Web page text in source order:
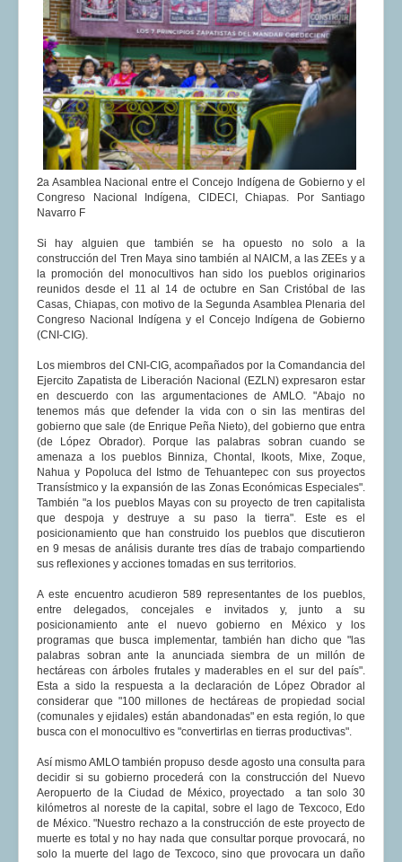
2a Asamblea Nacional entre el Concejo Indígena de Gobierno y el
Congreso Nacional Indígena, CIDECI, Chiapas. Por Santiago
Navarro F
Si hay alguien que también se ha opuesto no solo a la
construcción del Tren Maya sino también al NAICM, a las ZEEs y a
la promoción del monocultivos han sido los pueblos originarios
reunidos desde el 11 al 14 de octubre en San Cristóbal de las
Casas, Chiapas, con motivo de la Segunda Asamblea Plenaria del
Congreso Nacional Indígena y el Concejo Indígena de Gobierno
(CNI-CIG).
Los miembros del CNI-CIG, acompañados por la Comandancia del
Ejercito Zapatista de Liberación Nacional (EZLN) expresaron estar
en descuerdo con las argumentaciones de AMLO. "Abajo no
tenemos más que defender la vida con o sin las mentiras del
gobierno que sale (de Enrique Peña Nieto), del gobierno que entra
(de López Obrador). Porque las palabras sobran cuando se
amenaza a los pueblos Binniza, Chontal, Ikoots, Mixe, Zoque,
Nahua y Popoluca del Istmo de Tehuantepec con sus proyectos
Transístmico y la expansión de las Zonas Económicas Especiales".
También "a los pueblos Mayas con su proyecto de tren capitalista
que despoja y destruye a su paso la tierra". Este es el
posicionamiento que han construido los pueblos que discutieron
en 9 mesas de análisis durante tres días de trabajo compartiendo
sus reflexiones y acciones tomadas en sus territorios.
A este encuentro acudieron 589 representantes de los pueblos,
entre delegados, concejales e invitados y, junto a su
posicionamiento ante el nuevo gobierno en México y los
programas que busca implementar, también han dicho que "las
palabras sobran ante la anunciada siembra de un millón de
hectáreas con árboles frutales y maderables en el sur del país".
Esta a sido la respuesta a la declaración de López Obrador al
considerar que "100 millones de hectáreas de propiedad social
(comunales y ejidales) están abandonadas" en esta región, lo que
busca con el monocultivo es "convertirlas en tierras productivas".
Así mismo AMLO también propuso desde agosto una consulta para
decidir si su gobierno procederá con la construcción del Nuevo
Aeropuerto de la Ciudad de México, proyectado a tan solo 30
kilómetros al noreste de la capital, sobre el lago de Texcoco, Edo
de México. "Nuestro rechazo a la construcción de este proyecto de
muerte es total y no hay nada que consultar porque provocará, no
solo la muerte del lago de Texcoco, sino que provocara un daño